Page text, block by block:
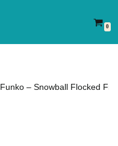
0
Funko – Snowball Flocked